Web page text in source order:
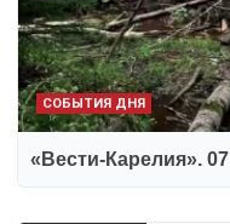
СОБЫТИЯ ДНЯ
«Вести-Карелия».